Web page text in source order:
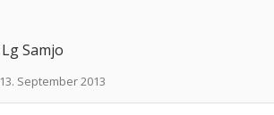
Lg Samjo
13. September 2013